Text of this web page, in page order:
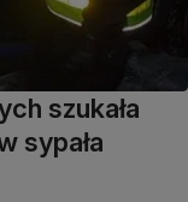
szukała
sypała